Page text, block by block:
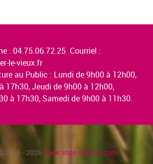
: 04.75.06.72.25 Courriel :
le-vieux.fr
au Public : Lundi de 9h00 à 12h00,
17h30, Jeudi de 9h00 à 12h00,
à 17h30, Samedi de 9h00 à 11h30.
2016 - 2026www.sites-vitrines.com